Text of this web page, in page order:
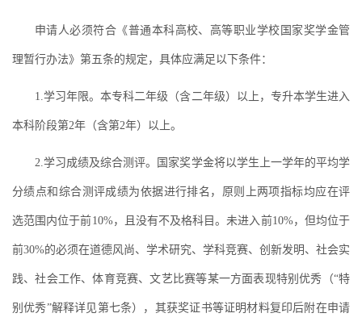
申请人必须符合《普通本科高校、高等职业学校国家奖学金管
理暂行办法》第五条的规定，具体应满足以下条件：
1.学习年限。本专科二年级（含二年级）以上，专升本学生进入
本科阶段第2年（含第2年）以上。
2.学习成绩及综合测评。国家奖学金将以学生上一学年的平均学
分绩点和综合测评成绩为依据进行排名，原则上两项指标均应在评
选范围内位于前10%，且没有不及格科目。未进入前10%，但均位于
前30%的必须在道德风尚、学术研究、学科竞赛、创新发明、社会实
践、社会工作、体育竞赛、文艺比赛等某一方面表现特别优秀（“特
别优秀”解释详见第七条），其获奖证书等证明材料复印后附在申请